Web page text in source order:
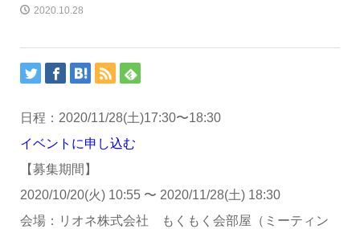
2020.10.28
日程： 2020/11/28(土)17:30〜18:30
イベントに申し込む
【募集期間】
2020/10/20(火) 10:55〜 2020/11/28(土) 18:30
会場：リオネ株式会社 もくもく会部屋（ミーティン